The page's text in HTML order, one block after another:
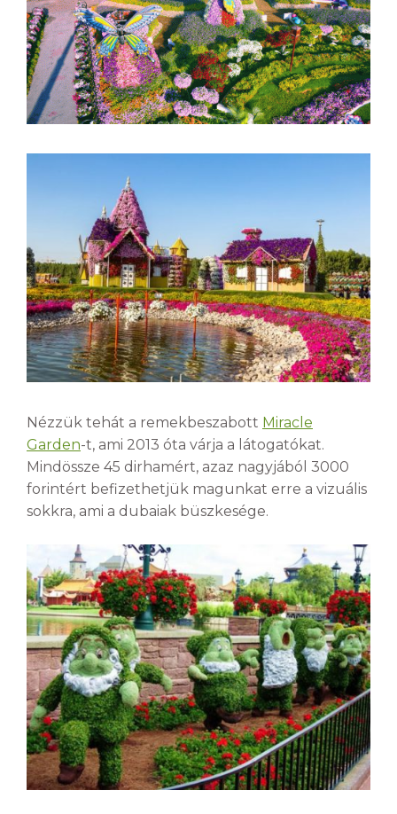
Nézzük tehát a remekbeszabott Miracle
Garden-t, ami 2013 óta várja a látogatókat.
Mindössze 45 dirhamért, azaz nagyjából 3000
forintért befizethetjük magunkat erre a vizuális
sokkra, ami a dubaiak büszkesége.